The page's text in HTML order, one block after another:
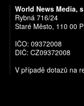
World News Media,
Rybná 716/24
Staré Město, 110 00
IČO: 09372008
DIČ: CZ09372008
V případě dotazů na